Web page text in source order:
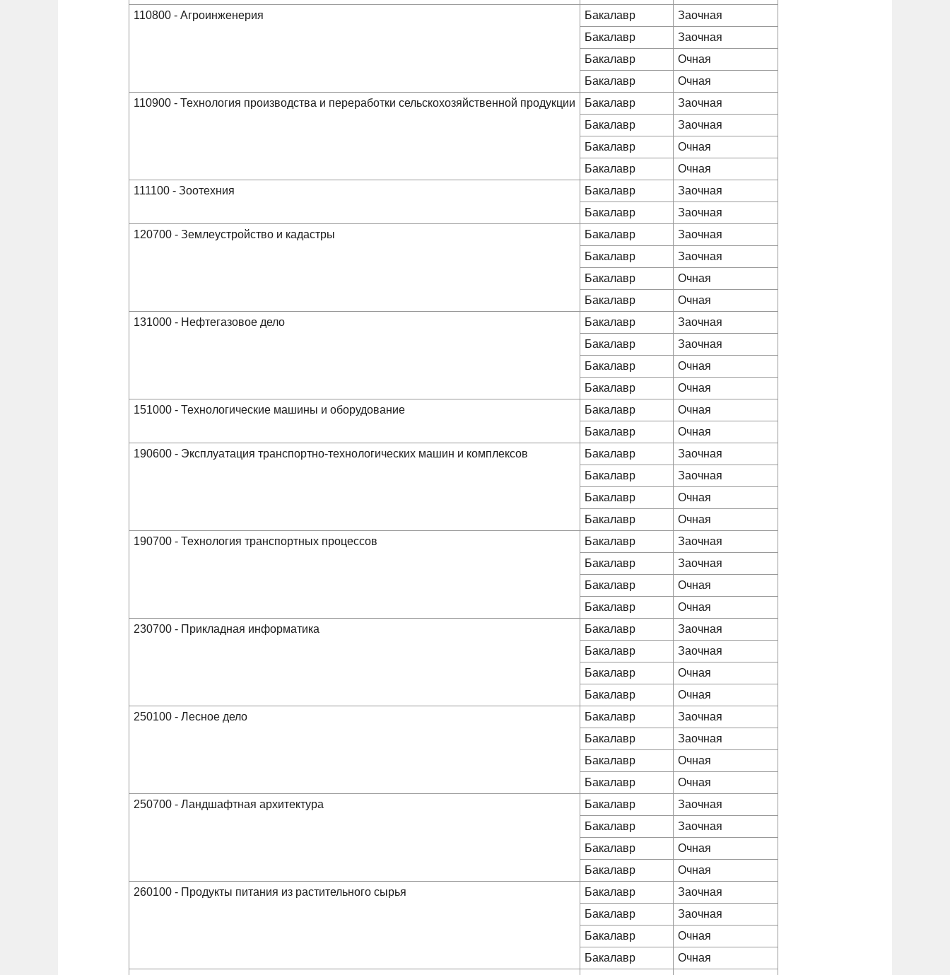
110800 - Агроинженерия
Бакалавр
Заочная
Бакалавр
Заочная
Бакалавр
Очная
Бакалавр
Очная
110900 - Технология производства и переработки сельскохозяйственной продукции
Бакалавр
Заочная
Бакалавр
Заочная
Бакалавр
Очная
Бакалавр
Очная
111100 - Зоотехния
Бакалавр
Заочная
Бакалавр
Заочная
120700 - Землеустройство и кадастры
Бакалавр
Заочная
Бакалавр
Заочная
Бакалавр
Очная
Бакалавр
Очная
131000 - Нефтегазовое дело
Бакалавр
Заочная
Бакалавр
Заочная
Бакалавр
Очная
Бакалавр
Очная
151000 - Технологические машины и оборудование
Бакалавр
Очная
Бакалавр
Очная
190600 - Эксплуатация транспортно-технологических машин и комплексов
Бакалавр
Заочная
Бакалавр
Заочная
Бакалавр
Очная
Бакалавр
Очная
190700 - Технология транспортных процессов
Бакалавр
Заочная
Бакалавр
Заочная
Бакалавр
Очная
Бакалавр
Очная
230700 - Прикладная информатика
Бакалавр
Заочная
Бакалавр
Заочная
Бакалавр
Очная
Бакалавр
Очная
250100 - Лесное дело
Бакалавр
Заочная
Бакалавр
Заочная
Бакалавр
Очная
Бакалавр
Очная
250700 - Ландшафтная архитектура
Бакалавр
Заочная
Бакалавр
Заочная
Бакалавр
Очная
Бакалавр
Очная
260100 - Продукты питания из растительного сырья
Бакалавр
Заочная
Бакалавр
Заочная
Бакалавр
Очная
Бакалавр
Очная